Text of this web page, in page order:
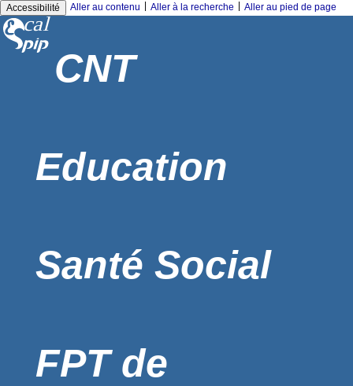
Accessibilité Aller au contenu Aller à la recherche Aller au pied de page
CNT
Education
Santé Social
FPT de